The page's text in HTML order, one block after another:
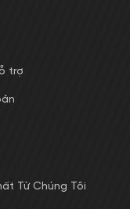
trợ
Từ Chúng Tôi